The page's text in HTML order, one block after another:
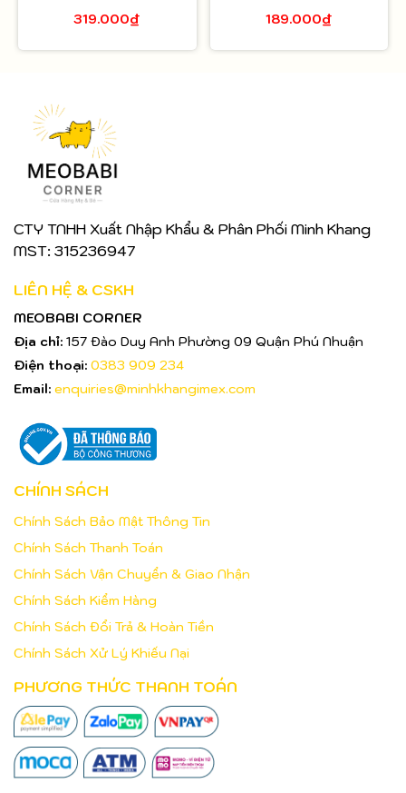
319.000₫
50+
189.000₫
CTY TNHH Xuất Nhập Khẩu & Phân Phối Minh Khang
MST: 315236947
LIÊN HỆ & CSKH
MEOBABI CORNER
Địa chỉ: 157 Đào Duy Anh Phường 09 Quận Phú Nhuận
Điện thoại: 0383 909 234
Email: enquiries@minhkhangimex.com
CHÍNH SÁCH
Chính Sách Bảo Mật Thông Tin
Chính Sách Thanh Toán
Chính Sách Vận Chuyển & Giao Nhận
Chính Sách Kiểm Hàng
Chính Sách Đổi Trả & Hoàn Tiền
Chính Sách Xử Lý Khiếu Nại
PHƯƠNG THỨC THANH TOÁN